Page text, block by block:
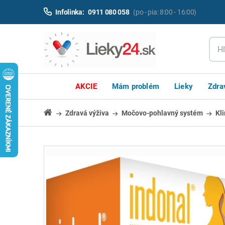
Infolinka: 0911 080 058 (po - pia: 8:00 - 16:00)
AKCIE Mám problém Lieky
Zdravá výživa Močovo-pohlavný systém